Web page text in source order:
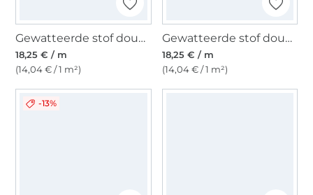
Gewatteerde stof doubleface Enjoy Copper Coast Ethnic Flowers, wit
18,25 € / m
(14,04 € / 1 m²)
Gewatteerde stof doubleface Enjoy Copper Coast Ethnic Flowers, bordeauxrood
18,25 € / m
(14,04 € / 1 m²)
-13%